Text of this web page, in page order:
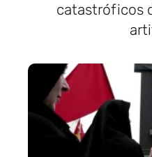
catastróficos